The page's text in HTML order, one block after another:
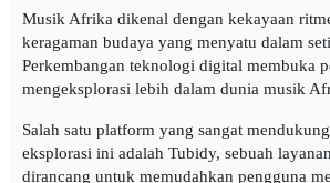
Musik Afrika dikenal dengan kekayaan
keragaman budaya yang menyatu dalam
Perkembangan teknologi digital membuka
mengeksplorasi lebih dalam dunia musik
Salah satu platform yang sangat
eksplorasi ini adalah Tubidy, sebuah
dirancang untuk memudahkan pengguna